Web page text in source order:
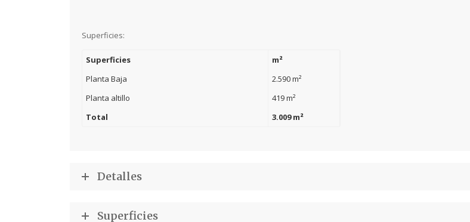
Superficies:
Superficies
m²
Planta Baja
2.590 m²
Planta altillo
419 m²
Total
3.009 m²
Detalles
Superficies